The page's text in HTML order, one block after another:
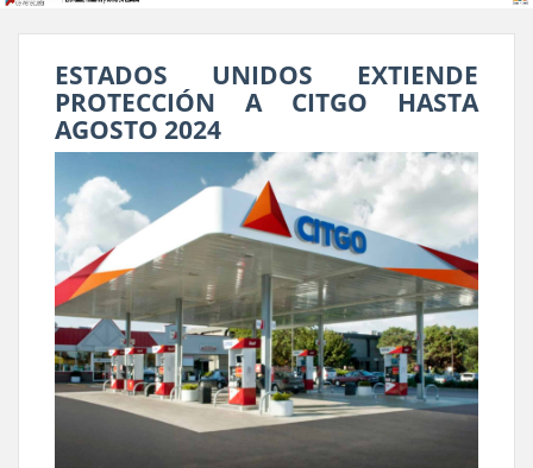
ESTADOS UNIDOS EXTIENDE
PROTECCIÓN A CITGO HASTA
AGOSTO 2024